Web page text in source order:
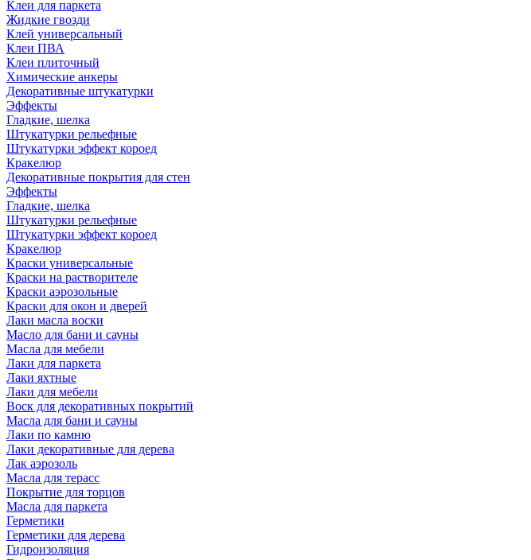
Клеи для паркета
Жидкие гвозди
Клей универсальный
Клеи ПВА
Клеи плиточный
Химические анкеры
Декоративные штукатурки
Эффекты
Гладкие, шелка
Штукатурки рельефные
Штукатурки эффект короед
Кракелюр
Декоративные покрытия для стен
Эффекты
Гладкие, шелка
Штукатурки рельефные
Штукатурки эффект короед
Кракелюр
Краски универсальные
Краски на растворителе
Краски аэрозольные
Краски для окон и дверей
Лаки масла воски
Масло для бани и сауны
Масла для мебели
Лаки для паркета
Лаки яхтные
Лаки для мебели
Воск для декоративных покрытий
Масла для бани и сауны
Лаки по камню
Лаки декоративные для дерева
Лак аэрозоль
Масла для терасс
Покрытие для торцов
Масла для паркета
Герметики
Герметики для дерева
Гидроизоляция